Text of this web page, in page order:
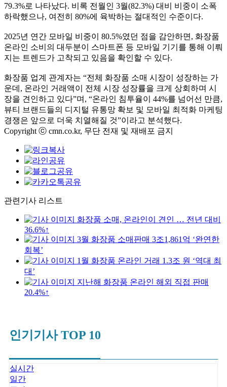
79.3%로 나타났다. 비록 전월인 3월(82.3%) 대비 비중이 소폭
하락했으나, 여전히 80%에 육박하는 절대적인 수준이다.
2025년 연간 모바일 비중이 80.5%였던 점을 감안하면, 화장품
온라인 소비의 대두분이 스마트폰 등 모바일 기기를 통해 이뤄
지는 트렌드가 고착되고 있음을 확인할 수 있다.
화장품 업계 관계자는 “전체 화장품 소매 시장이 성장하는 가
운데, 온라인 거래액이 전체 시장 성장률을 크게 상회하며 시
장을 견인하고 있다”며, “온라인 침투율이 44%를 넘어선 만큼,
뷰티 브랜드들의 디지털 유통망 확보 및 모바일 최적화 마케팅
경쟁은 앞으로 더욱 치열해질 것”이라고 분석했다.
Copyright ⓒ cmn.co.kr, 무단 전재 및 재배포 금지
관련기사 리스트
화장품 소매, 온라인이 견인 … 전년 대비
36.6%↑
3월 화장품 소매판매 3조1,861억 ‘완연한
회복’
1월 화장품 온라인 거래 1.3조 원 ‘역대 최
대’
지난해 화장품 온라인 해외 직접 판매
20.4%↑
인기기사 TOP 10
실시간
일간